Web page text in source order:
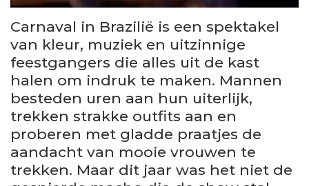
Carnaval in Brazilië is een spektakel
van kleur, muziek en uitzinnige
feestgangers die alles uit de kast
halen om indruk te maken. Mannen
besteden uren aan hun uiterlijk,
trekken strakke outfits aan en
proberen met gladde praatjes de
aandacht van mooie vrouwen te
trekken. Maar dit jaar was het niet de